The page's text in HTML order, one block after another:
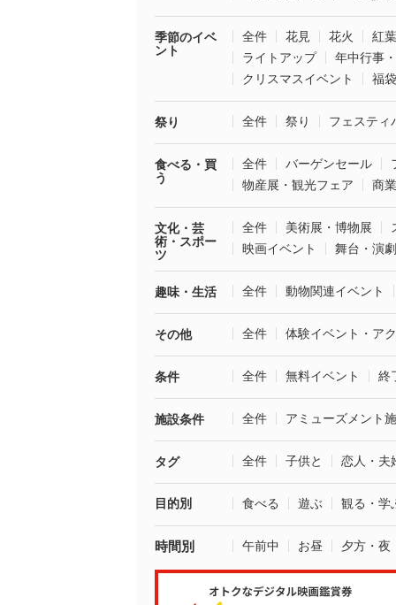
季節のイベ
ント
全件 花見 花火
紅葉
ライトアップ
年中行事
クリスマスイベント
福
祭り 全件 祭り フェスティ
食べる・買
う
全件 バーゲンセール
物産展・観光フェア
商
文化・芸
術・スポー
ツ
全件 美術展・博物展
映画イベント
舞台・演劇
趣味・生活 全件 動物関連イベント
その他 全件 体験イベント・ア
条件 全件 無料イベント 終
施設条件 全件 アミューズメント
タグ 全件 子供と 恋人・夫
目的別 食べる 遊ぶ 観る・学
時間別 午前中 お昼 夕方・夜